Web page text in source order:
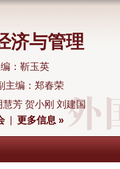
济与管理
：靳玉英
主编：郑春荣
慧芳 贺小刚 刘建国
|更多信息 »